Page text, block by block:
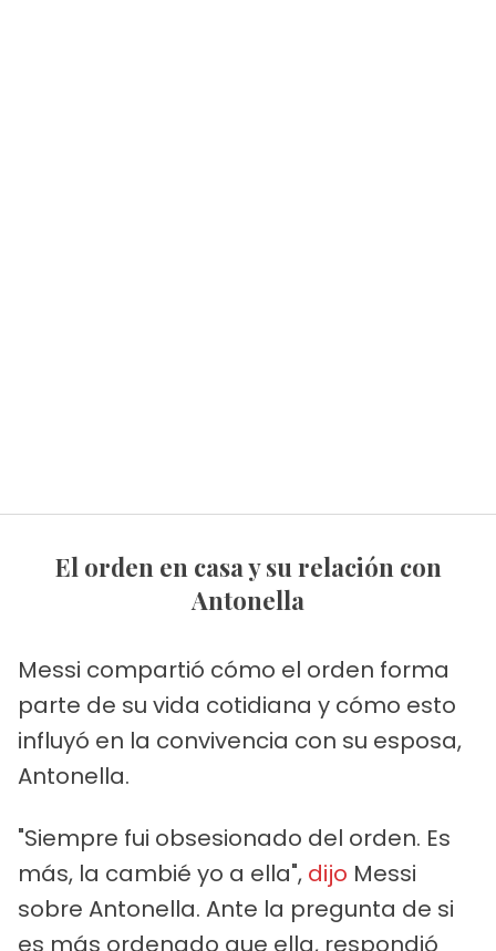
El orden en casa y su relación con
Antonella
Messi compartió cómo el orden forma
parte de su vida cotidiana y cómo esto
influyó en la convivencia con su esposa,
Antonella.
"Siempre fui obsesionado del orden. Es
más, la cambié yo a ella", dijo Messi
sobre Antonella. Ante la pregunta de si
es más ordenado que ella, respondió